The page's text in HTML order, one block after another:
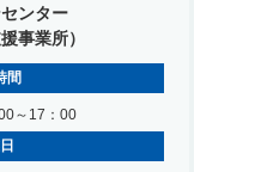
ンター
事業所）
間
～17：00